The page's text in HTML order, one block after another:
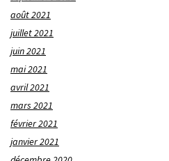
août 2021
juillet 2021
juin 2021
mai 2021
avril 2021
mars 2021
février 2021
janvier 2021